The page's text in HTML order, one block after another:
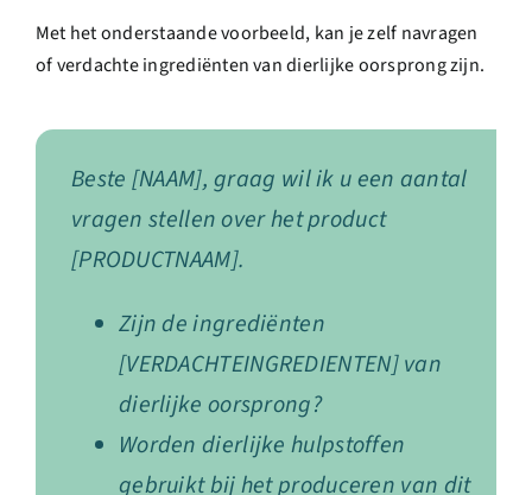
Met het onderstaande voorbeeld, kan je zelf navragen
of verdachte ingrediënten van dierlijke oorsprong zijn.
Beste [NAAM], graag wil ik u een aantal
vragen stellen over het product
[PRODUCTNAAM].
Zijn de ingrediënten
[VERDACHTEINGREDIENTEN] van
dierlijke oorsprong?
Worden dierlijke hulpstoffen
gebruikt bij het produceren van dit